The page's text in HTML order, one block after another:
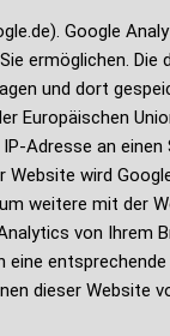
Google
ermöglichen.
und dort
Europäischen
Adresse an
wird
weitere mit der
von
dieser Website